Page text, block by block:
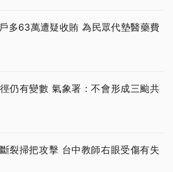
多63萬遭疑收賄 為民眾代墊醫藥費
仍有變數 氣象署：不會形成三颱共
裂掃把攻擊 台中教師右眼受傷有失